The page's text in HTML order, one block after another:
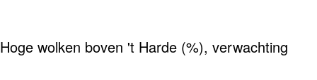
Hoge wolken boven 't Harde (%), verwachting